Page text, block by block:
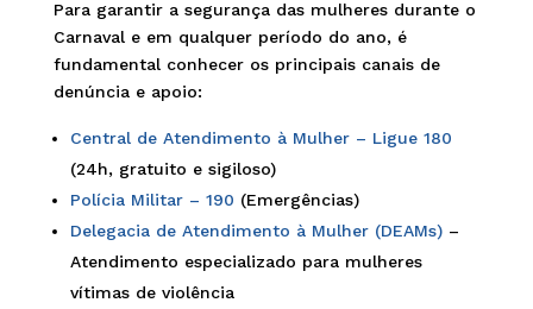
Para garantir a segurança das mulheres durante o
Carnaval e em qualquer período do ano, é
fundamental conhecer os principais canais de
denúncia e apoio:
Central de Atendimento à Mulher – Ligue 180
(24h, gratuito e sigiloso)
Polícia Militar – 190 (Emergências)
Delegacia de Atendimento à Mulher (DEAMs)–
Atendimento especializado para mulheres
vítimas de violência